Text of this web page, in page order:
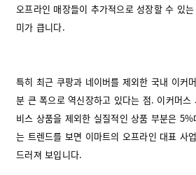
오프라인 매장들이 추가적으로 성장할 수 있
미가 큽니다.
특히 최근 쿠팡과 네이버를 제외한 국내 이커
분 큰 폭으로 역신장하고 있다는 점. 이커머스
비스 상품을 제외한 실질적인 상품 부분은
는 트렌드를 보면 이마트의 오프라인 대표 사
드러져 보입니다.